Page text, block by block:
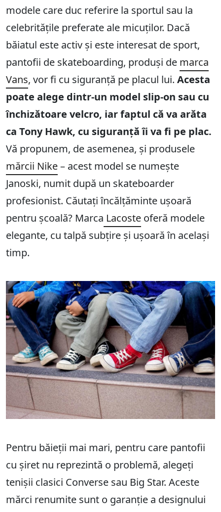
modele care duc referire la sportul sau la
celebritățile preferate ale micuților. Dacă
băiatul este activ și este interesat de sport,
pantofii de skateboarding, produși de marca
Vans, vor fi cu siguranță pe placul lui. Acesta
poate alege dintr-un model slip-on sau cu
închizătoare velcro, iar faptul că va arăta
ca Tony Hawk, cu siguranță îi va fi pe plac.
Vă propunem, de asemenea, și produsele
mărcii Nike– acest model se numește
Janoski, numit după un skateboarder
profesionist. Căutați încălțăminte ușoară
pentru școală? Marca Lacoste oferă modele
elegante, cu talpă subțire și ușoară în același
timp.
Pentru băieții mai mari, pentru care pantofii
cu șiret nu reprezintă o problemă, alegeți
tenișii clasici Converse sau Big Star. Aceste
mărci renumite sunt o garanție a designului